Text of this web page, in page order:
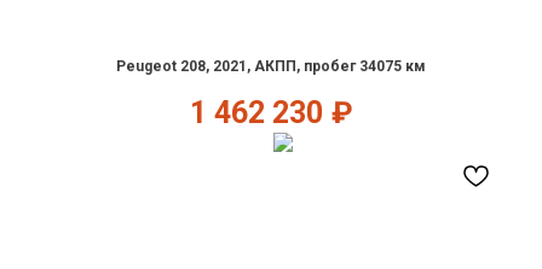
Peugeot 208, 2021, АКПП, пробег 34075 км
1 462 230 ₽